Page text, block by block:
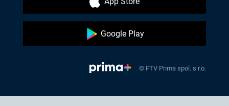
Google Play
© FTV Prima spol. s r.o.